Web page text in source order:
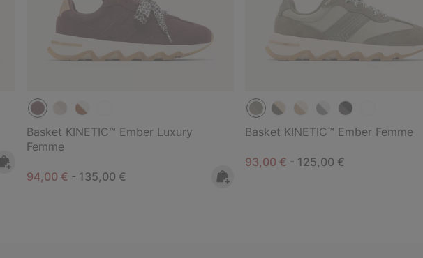
Basket KINETIC™ Ember Luxury
Femme
Minimum sale price:
94,00 € - Maximum price:
135,00 €
Basket KINETIC™ Ember Femme
Minimum sale price:
93,00 € - Maximum price:
125,00 €